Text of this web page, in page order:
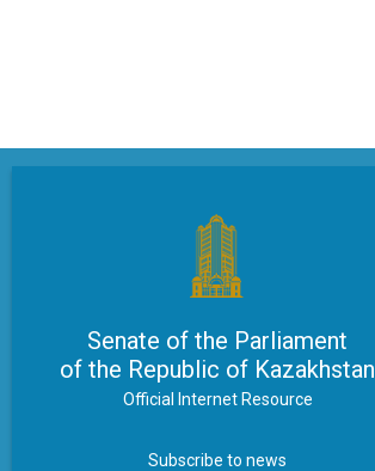
Senate of the Parliament
of the Republic of Kazakhstan
Official Internet Resource
Subscribe to news